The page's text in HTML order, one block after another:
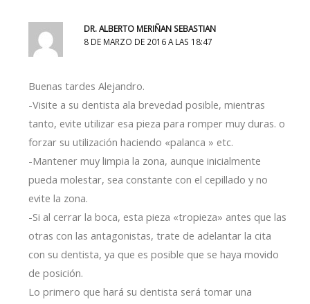
DR. ALBERTO MERIÑAN SEBASTIAN
8 DE MARZO DE 2016 A LAS 18:47
Buenas tardes Alejandro.
-Visite a su dentista ala brevedad posible, mientras
tanto, evite utilizar esa pieza para romper muy duras. o
forzar su utilización haciendo «palanca » etc.
-Mantener muy limpia la zona, aunque inicialmente
pueda molestar, sea constante con el cepillado y no
evite la zona.
-Si al cerrar la boca, esta pieza «tropieza» antes que las
otras con las antagonistas, trate de adelantar la cita
con su dentista, ya que es posible que se haya movido
de posición.
Lo primero que hará su dentista será tomar una